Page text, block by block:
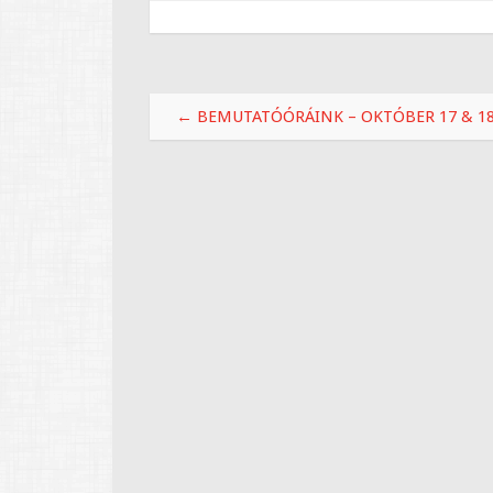
Bejegyzések navigációja
← BEMUTATÓÓRÁINK – OKTÓBER 17 & 18